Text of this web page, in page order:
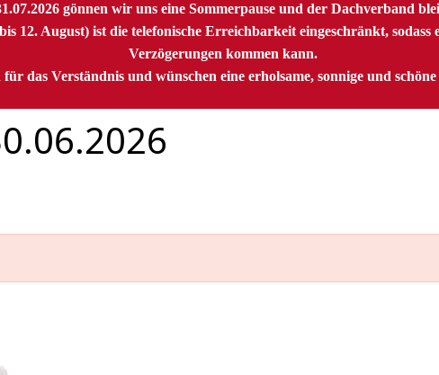
gönnen wir uns eine Sommerpause und der Dachverband
12. August) ist die telefonische Erreichbarkeit eingeschränkt, sodass
Verzögerungen kommen kann.
das Verständnis und wünschen eine erholsame, sonnige und